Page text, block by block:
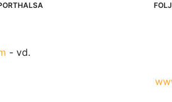
- vd.